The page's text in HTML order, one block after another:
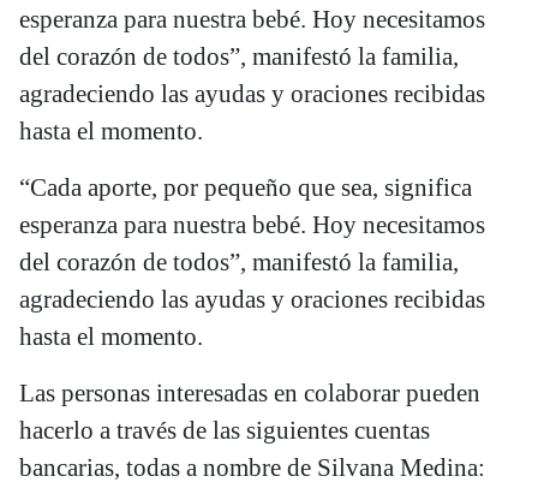
esperanza para nuestra bebé. Hoy necesitamos
del corazón de todos”, manifestó la familia,
agradeciendo las ayudas y oraciones recibidas
hasta el momento.
“Cada aporte, por pequeño que sea, significa
esperanza para nuestra bebé. Hoy necesitamos
del corazón de todos”, manifestó la familia,
agradeciendo las ayudas y oraciones recibidas
hasta el momento.
Las personas interesadas en colaborar pueden
hacerlo a través de las siguientes cuentas
bancarias, todas a nombre de Silvana Medina: